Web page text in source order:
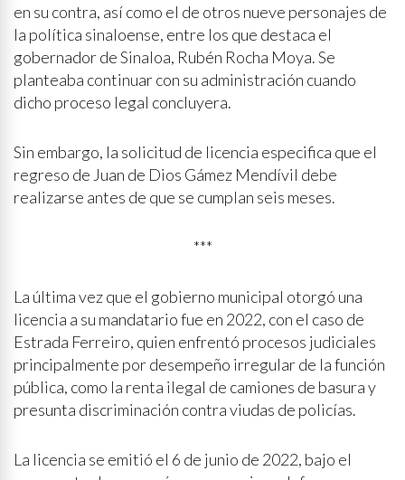
en su contra, así como el de otros nueve personajes de
la política sinaloense, entre los que destaca el
gobernador de Sinaloa, Rubén Rocha Moya. Se
planteaba continuar con su administración cuando
dicho proceso legal concluyera.
Sin embargo, la solicitud de licencia especifica que el
regreso de Juan de Dios Gámez Mendívil debe
realizarse antes de que se cumplan seis meses.
***
La última vez que el gobierno municipal otorgó una
licencia a su mandatario fue en 2022, con el caso de
Estrada Ferreiro, quien enfrentó procesos judiciales
principalmente por desempeño irregular de la función
pública, como la renta ilegal de camiones de basura y
presunta discriminación contra viudas de policías.
La licencia se emitió el 6 de junio de 2022, bajo el